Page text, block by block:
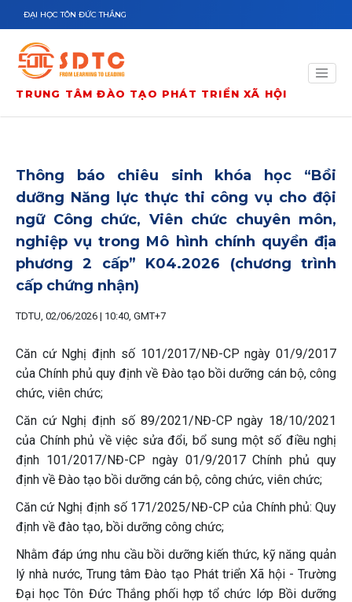
Nhảy đến nội dung
ĐẠI HỌC TÔN ĐỨC THẮNG
TRUNG TÂM ĐÀO TẠO PHÁT TRIỂN XÃ HỘI
Thông báo chiêu sinh khóa học “Bồi
dưỡng Năng lực thực thi công vụ cho đội
ngữ Công chức, Viên chức chuyên môn,
nghiệp vụ trong Mô hình chính quyền địa
phương 2 cấp” K04.2026 (chương trình
cấp chứng nhận)
TDTU, 02/06/2026 | 10:40, GMT+7
Căn cứ Nghị định số 101/2017/NĐ-CP ngày 01/9/2017
của Chính phủ quy định về Đào tạo bồi dưỡng cán bộ, công
chức, viên chức;
Căn cứ Nghị định số 89/2021/NĐ-CP ngày 18/10/2021
của Chính phủ về việc sửa đổi, bổ sung một số điều nghị
định 101/2017/NĐ-CP ngày 01/9/2017 Chính phủ quy
định về Đào tạo bồi dưỡng cán bộ, công chức, viên chức;
Căn cứ Nghị định số 171/2025/NĐ-CP của Chính phủ: Quy
định về đào tạo, bồi dưỡng công chức;
Nhằm đáp ứng nhu cầu bồi dưỡng kiến thức, kỹ năng quản
lý nhà nước, Trung tâm Đào tạo Phát triển Xã hội - Trường
Đại học Tôn Đức Thắng phối hợp tổ chức lớp Bồi dưỡng